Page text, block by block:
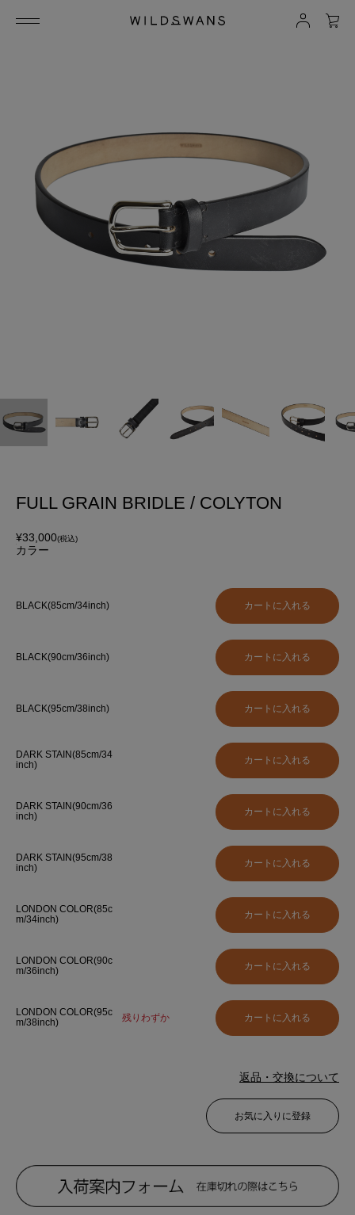
FULL GRAIN BRIDLE / COLYTON
¥33,000(税込)
カラー
BLACK(85cm/34inch)
BLACK(90cm/36inch)
BLACK(95cm/38inch)
DARK STAIN(85cm/34
inch)
DARK STAIN(90cm/36
inch)
DARK STAIN(95cm/38
inch)
LONDON COLOR(85c
m/34inch)
LONDON COLOR(90c
m/36inch)
LONDON COLOR(95c
m/38inch)
残りわずか
返品・交換について
お気に入りに登録